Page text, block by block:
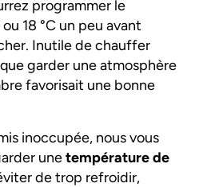
programmer le
18 °C un peu avant
Inutile de chauffer
garder une atmosphère
favorisait une bonne
inoccupée, nous vous
unetempérature de
de trop refroidir,